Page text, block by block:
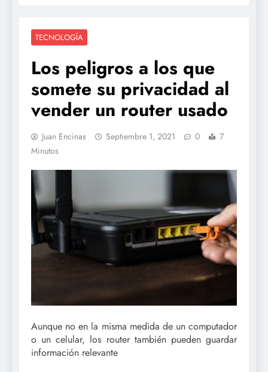
TECNOLOGÍA
Los peligros a los que
somete su privacidad al
vender un router usado
Juan Encinas Septiembre 1, 2021 0
7
Minutos
Aunque no en la misma medida de un computador
o un celular, los router también pueden guardar
información relevante